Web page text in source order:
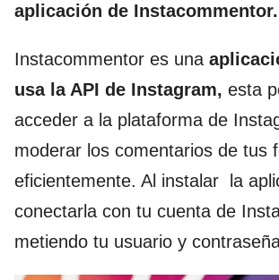
aplicación de Instacommentor.
Instacommentor es una
usa la API de Instagram, esta
acceder a la plataforma de
moderar los comentarios de tus
eficientemente. Al instalar la
conectarla con tu cuenta de
metiendo tu usuario y